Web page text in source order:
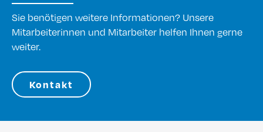
Sie benötigen weitere Informationen? Unsere
Mitarbeiterinnen und Mitarbeiter helfen Ihnen gerne
weiter.
Kontakt